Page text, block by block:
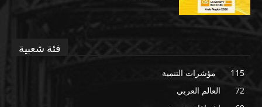
فئة شعبية
مؤشرات التنمية
115
العالم العربي
72